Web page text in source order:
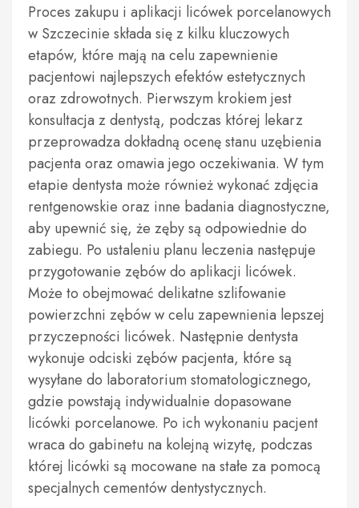
Proces zakupu i aplikacji licówek porcelanowych
w Szczecinie składa się z kilku kluczowych
etapów, które mają na celu zapewnienie
pacjentowi najlepszych efektów estetycznych
oraz zdrowotnych. Pierwszym krokiem jest
konsultacja z dentystą, podczas której lekarz
przeprowadza dokładną ocenę stanu uzębienia
pacjenta oraz omawia jego oczekiwania. W tym
etapie dentysta może również wykonać zdjęcia
rentgenowskie oraz inne badania diagnostyczne,
aby upewnić się, że zęby są odpowiednie do
zabiegu. Po ustaleniu planu leczenia następuje
przygotowanie zębów do aplikacji licówek.
Może to obejmować delikatne szlifowanie
powierzchni zębów w celu zapewnienia lepszej
przyczepności licówek. Następnie dentysta
wykonuje odciski zębów pacjenta, które są
wysyłane do laboratorium stomatologicznego,
gdzie powstają indywidualnie dopasowane
licówki porcelanowe. Po ich wykonaniu pacjent
wraca do gabinetu na kolejną wizytę, podczas
której licówki są mocowane na stałe za pomocą
specjalnych cementów dentystycznych.